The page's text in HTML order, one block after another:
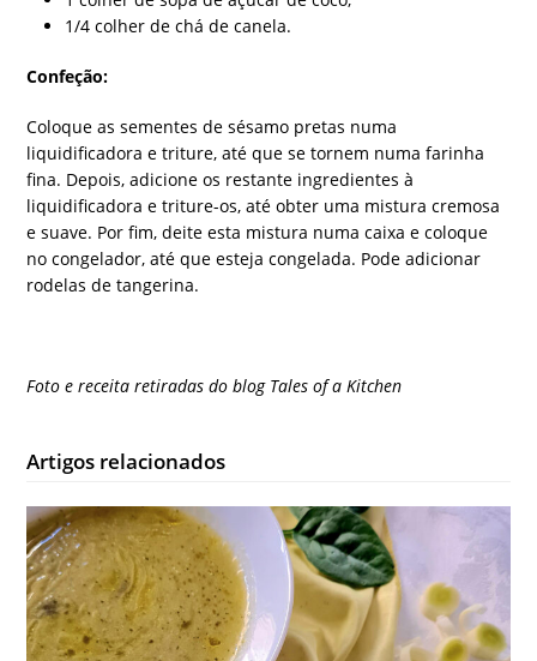
1/4 colher de chá de canela.
Confeção:
Coloque as sementes de sésamo pretas numa
liquidificadora e triture, até que se tornem numa farinha
fina. Depois, adicione os restante ingredientes à
liquidificadora e triture-os, até obter uma mistura cremosa
e suave. Por fim, deite esta mistura numa caixa e coloque
no congelador, até que esteja congelada. Pode adicionar
rodelas de tangerina.
Foto e receita retiradas do blog Tales of a Kitchen
Artigos relacionados